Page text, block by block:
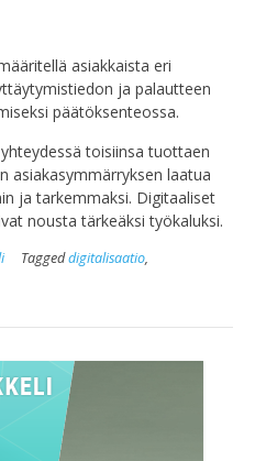
asiakkaista eri
ja palautteen
päätöksenteossa.
toisiinsa tuottaen
asiakasymmärryksen laatua
ja tarkemmaksi. Digitaaliset
nousta tärkeäksi työkaluksi.
Taggeddigitalisaatio,